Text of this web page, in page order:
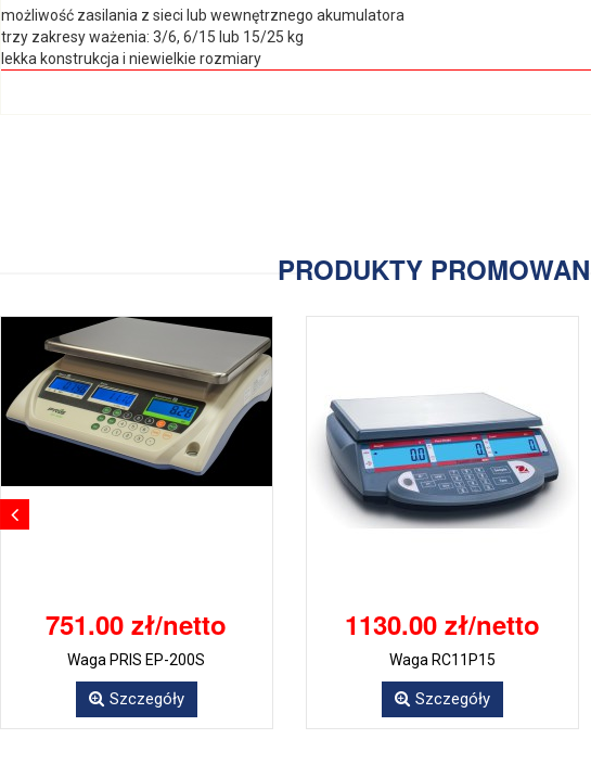
możliwość zasilania z sieci lub wewnętrznego akumulatora
trzy zakresy ważenia: 3/6, 6/15 lub 15/25 kg
lekka konstrukcja i niewielkie rozmiary
PRODUKTY
751.00 zł/netto
Waga PRIS EP-200S
Szczegóły
1130.00 zł/netto
Waga RC11P15
Szczegóły